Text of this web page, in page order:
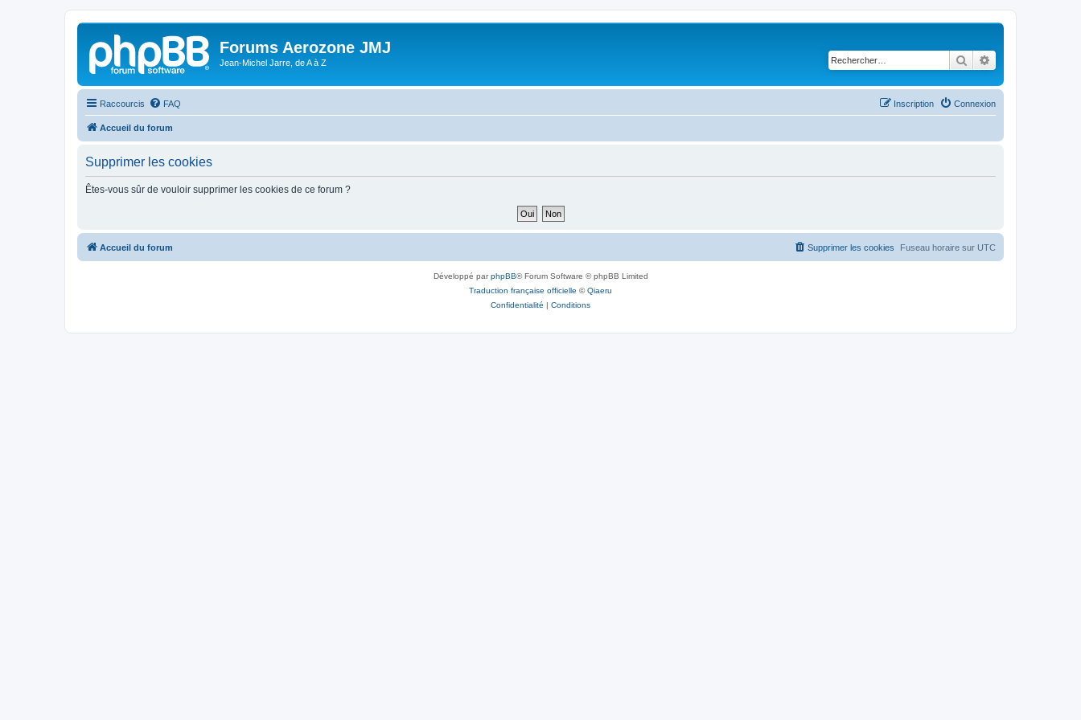
Forums Aerozone JMJ
Jean-Michel Jarre, de A à Z Rechercher
Raccourcis FAQ Connexion
Inscription
Accueil du forum
Supprimer les cookies
Êtes-vous sûr de vouloir supprimer les cookies de ce forum ?
Accueil du forum Fuseau horaire sur UTC
Supprimer les cookies
Développé parphpBB® Forum Software © phpBB Limited
Traduction française officielle ©Qiaeru
Confidentialité | Conditions